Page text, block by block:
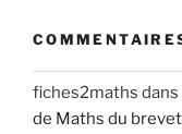
fiches2maths dans
de Maths du